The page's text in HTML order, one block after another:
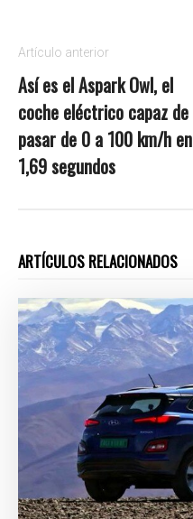
Artículo anterior
Así es el Aspark Owl, el
coche eléctrico capaz de
pasar de 0 a 100 km/h en
1,69 segundos
ARTÍCULOS RELACIONADOS